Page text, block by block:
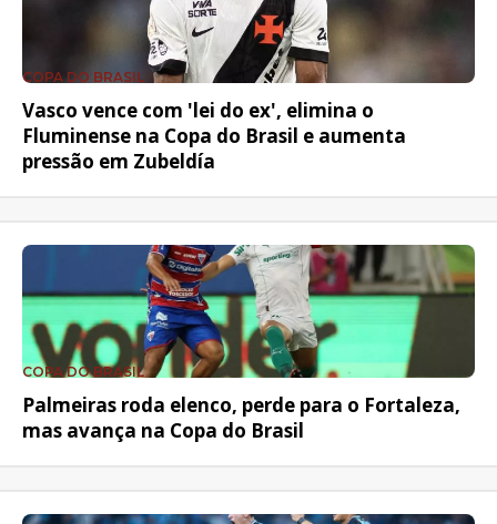
COPA DO BRASIL
Vasco vence com 'lei do ex', elimina o
Fluminense na Copa do Brasil e aumenta
pressão em Zubeldía
COPA DO BRASIL
Palmeiras roda elenco, perde para o Fortaleza,
mas avança na Copa do Brasil